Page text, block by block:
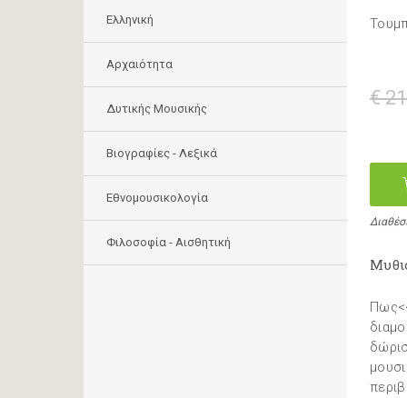
Ελληνική
Αρχαιότητα
Δυτικής Μουσικής
Βιογραφίες - Λεξικά
Εθνομουσικολογία
Φιλοσοφία - Αισθητική
€